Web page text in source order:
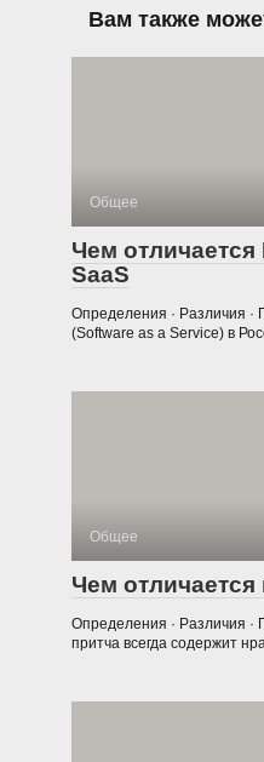
Вам также
Общее
Чем отличается
SaaS
Определения · Различия
(Software as a Service) в
Общее
Чем отличается
Определения · Различия
притча всегда содержит